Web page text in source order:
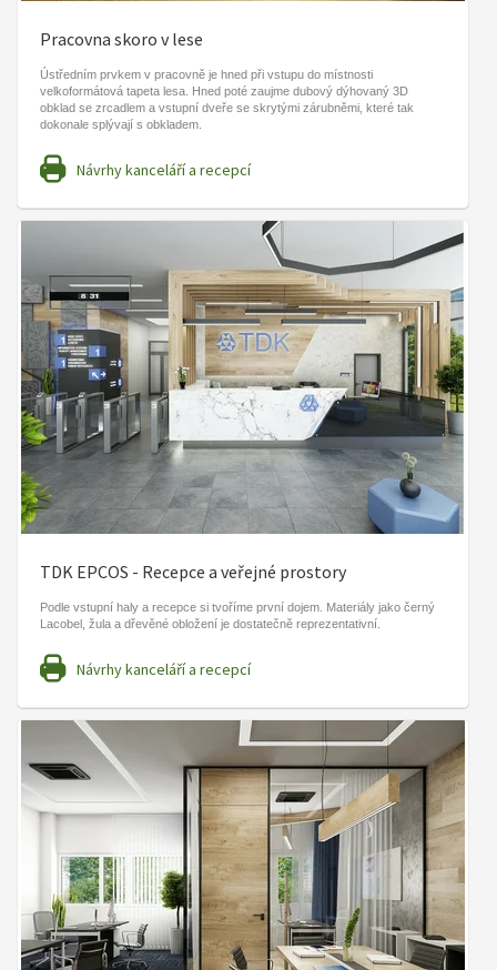
Pracovna skoro v lese
Ústředním prvkem v pracovně je hned při vstupu do místnosti
velkoformátová tapeta lesa. Hned poté zaujme dubový dýhovaný 3D
obklad se zrcadlem a vstupní dveře se skrytými zárubněmi, které tak
dokonale splývají s obkladem.
Návrhy kanceláří a recepcí
TDK EPCOS - Recepce a veřejné prostory
Podle vstupní haly a recepce si tvoříme první dojem. Materiály jako černý
Lacobel, žula a dřevěné obložení je dostatečně reprezentativní.
Návrhy kanceláří a recepcí